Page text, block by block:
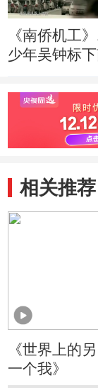
《南侨机工
少年吴钟标
相关推荐
《世界上的另
一个我》